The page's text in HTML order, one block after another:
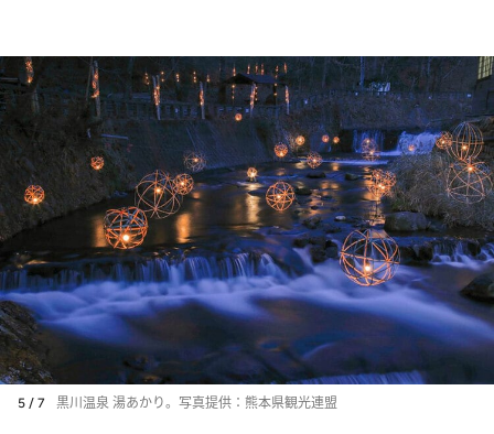
5 / 7 黒川温泉 湯あかり。写真提供：熊本県観光連盟